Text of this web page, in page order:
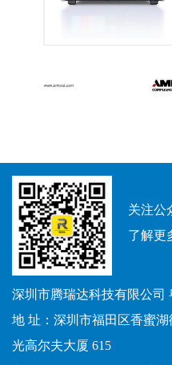
关注公
了解更
深圳市腾瑞达科技有限公司
地 址：深圳市福田区香蜜
光高尔夫大厦 615